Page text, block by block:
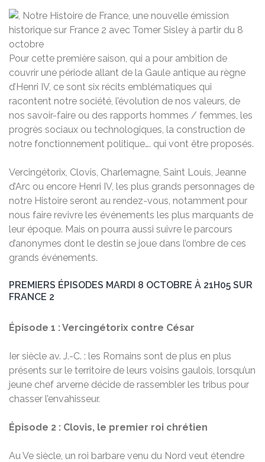
Pour cette première saison, qui a pour ambition de
couvrir une période allant de la Gaule antique au règne
d’Henri IV, ce sont six récits emblématiques qui
racontent notre société, l’évolution de nos valeurs, de
nos savoir-faire ou des rapports hommes / femmes, les
progrès sociaux ou technologiques, la construction de
notre fonctionnement politique…. qui vont être proposés.
Vercingétorix, Clovis, Charlemagne, Saint Louis, Jeanne
d’Arc ou encore Henri IV, les plus grands personnages de
notre Histoire seront au rendez-vous, notamment pour
nous faire revivre les événements les plus marquants de
leur époque. Mais on pourra aussi suivre le parcours
d’anonymes dont le destin se joue dans l’ombre de ces
grands événements.
PREMIERS ÉPISODES MARDI 8 OCTOBRE À 21H05 SUR
FRANCE 2
Épisode 1 : Vercingétorix contre César
Ier siècle av. J.-C. : les Romains sont de plus en plus
présents sur le territoire de leurs voisins gaulois, lorsqu’un
jeune chef arverne décide de rassembler les tribus pour
chasser l’envahisseur.
Épisode 2 : Clovis, le premier roi chrétien
Au Ve siècle, un roi barbare venu du Nord veut étendre